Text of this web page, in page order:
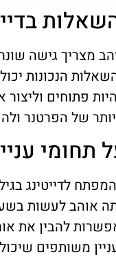
מצריך גישה
הנכונות
פתוחים וליצור
של הפרטנר
לדייטינג
אוהב לעשות
להבין את
משותפים